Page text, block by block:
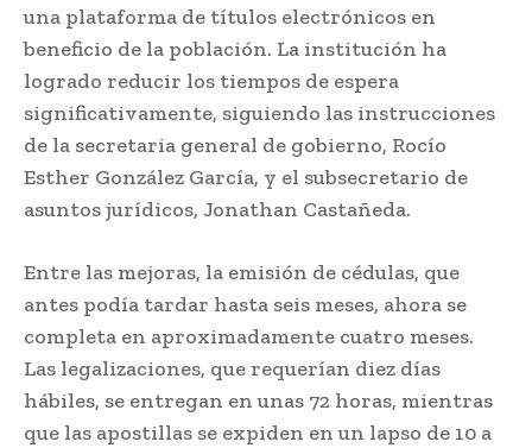
una plataforma de títulos electrónicos en
beneficio de la población. La institución ha
logrado reducir los tiempos de espera
significativamente, siguiendo las instrucciones
de la secretaria general de gobierno, Rocío
Esther González García, y el subsecretario de
asuntos jurídicos, Jonathan Castañeda.
Entre las mejoras, la emisión de cédulas, que
antes podía tardar hasta seis meses, ahora se
completa en aproximadamente cuatro meses.
Las legalizaciones, que requerían diez días
hábiles, se entregan en unas 72 horas, mientras
que las apostillas se expiden en un lapso de 10 a